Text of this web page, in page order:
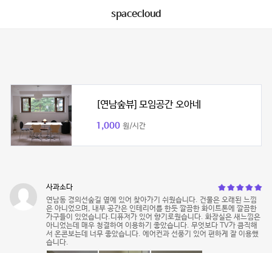
spacecloud
[연남숲뷰] 모임공간 오아네
1,000 원/시간
사과소다
연남동 경의선숲길 옆에 있어 찾아가기 쉬웠습니다. 건물은 오래된 느낌
은 아니었으며, 내부 공간은 인테리어를 한듯 깔끔한 화이트톤에 깔끔한
가구들이 있었습니다.디퓨저가 있어 향기로웠습니다. 화장실은 새느낌은
아니었는데 매우 청결하여 이용하기 좋았습니다. 무엇보다 TV가 큼직해
서 온콘보는데 너무 좋았습니다. 에어컨과 선풍기 있어 편하게 잘 이용했
습니다.